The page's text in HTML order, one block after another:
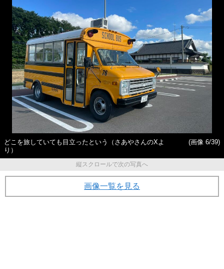
どこを旅していても目立ったという（さあやさんのXよ
り）
(画像 6/39)
縦スクロールで次の写真へ
画像一覧を見る